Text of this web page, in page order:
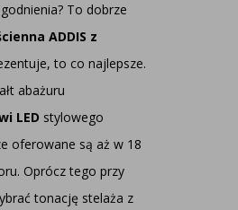
To dobrze
ADDIS z
to co najlepsze.
abażuru
LED stylowego
oferowane są aż w 18
Oprócz tego przy
tonację stelaża z